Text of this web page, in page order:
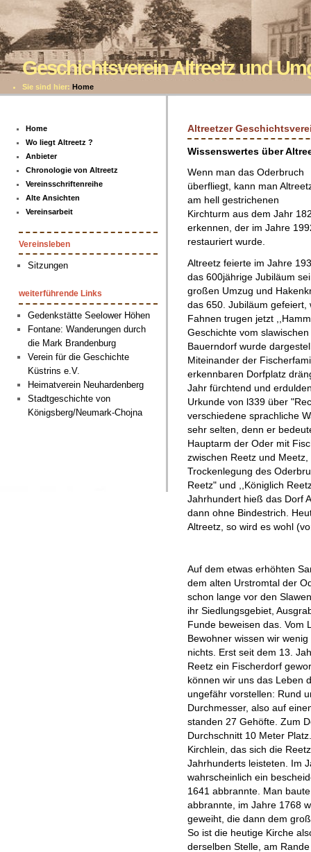
Geschichtsverein Altreetz und
Sie sind hier: Home
Home
Wo liegt Altreetz ?
Anbieter
Chronologie von Altreetz
Vereinsschriftenreihe
Alte Ansichten
Vereinsarbeit
Vereinsleben
Sitzungen
weiterführende Links
Gedenkstätte Seelower Höhen
Fontane: Wanderungen durch
die Mark Brandenburg
Verein für die Geschichte
Küstrins e.V.
Heimatverein Neuhardenberg
Stadtgeschichte von
Königsberg/Neumark-Chojna
Altreetzer
Wissenswertes über
Wenn man das Oderbruch
überfliegt, kann man
am hell gestrichenen
Kirchturm aus dem Jahr
erkennen, der im Jahre
restauriert wurde.
Altreetz feierte im Jahre
das 600jährige Jubiläum
großen Umzug und
das 650. Jubiläum
Fahnen trugen jetzt
Geschichte vom
Bauerndorf wurde
Miteinander der
erkennbaren Dorfplatz
Jahr fürchtend und
Urkunde von l339 über
verschiedene sprachliche
sehr selten, denn er
Hauptarm der Oder mit
zwischen Reetz und
Trockenlegung des
Reetz" und ,,Königlich
Jahrhundert hieß das Dorf
dann ohne Bindestrich.
Altreetz, so wird es wohl
Auf dem etwas erhöhten
dem alten Urstromtal der
schon lange vor den
ihr Siedlungsgebiet,
Funde beweisen das. Vom
Bewohner wissen wir
nichts. Erst seit dem 13.
Reetz ein Fischerdorf
können wir uns das Leben
ungefähr vorstellen: Rund
Durchmesser, also auf
standen 27 Gehöfte. Zum
Durchschnitt 10 Meter
Kirchlein, das sich die
Jahrhunderts leisteten. Im
wahrscheinlich ein
1641 abbrannte. Man
abbrannte, im Jahre 1768
geweiht, die dann dem
So ist die heutige Kirche
derselben Stelle, am